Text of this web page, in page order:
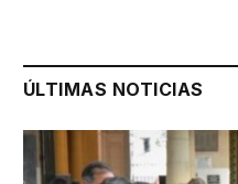
ÚLTIMAS NOTICIAS